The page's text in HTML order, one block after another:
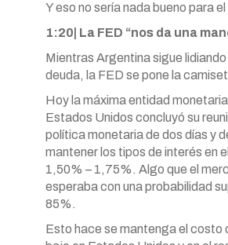
Y eso no sería nada bueno para el
1:20| La FED “nos da una
Mientras Argentina sigue
deuda, la FED se pone la
Hoy la máxima entidad
Estados Unidos concluyó su
política monetaria de dos días y
mantener los tipos de interés en
1,50% – 1,75%. Algo que el
esperaba con una probabilidad
85%.
Esto hace se mantenga el costo